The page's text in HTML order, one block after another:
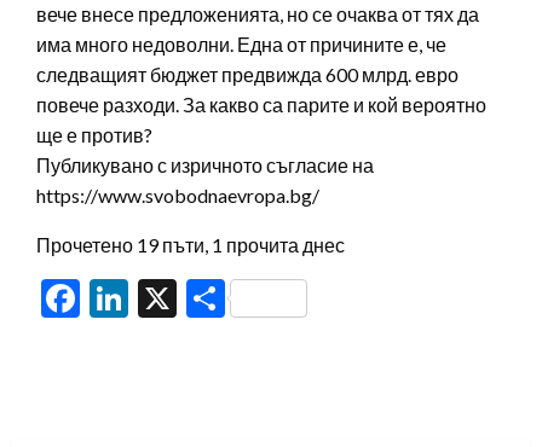
вече внесе предложенията, но се очаква от тях да
има много недоволни. Една от причините е, че
следващият бюджет предвижда 600 млрд. евро
повече разходи. За какво са парите и кой вероятно
ще е против?
Публикувано с изричното съгласие на
https://www.svobodnaevropa.bg/
Прочетено 19 пъти, 1 прочита днес
Facebook
LinkedIn
X Share